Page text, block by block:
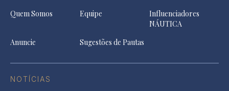
Quem Somos Equipe
Influenciadores
NÁUTICA
Anuncie
Sugestões de Pautas
NOTÍCIAS